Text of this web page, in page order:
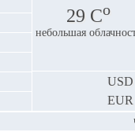
29 Сo
небольшая
USD
EUR